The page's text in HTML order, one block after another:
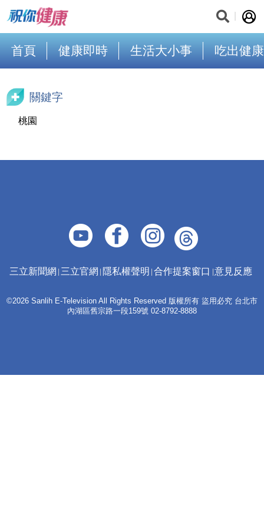
首頁 健康即時 生活大小事 吃出健康
關鍵字
桃園
三立新聞網 三立官網 隱私權聲明 合作提案窗口 意見反應
©2026 Sanlih E-Television All Rights Reserved 版權所有 盜用必究 台北市
內湖區舊宗路一段159號 02-8792-8888